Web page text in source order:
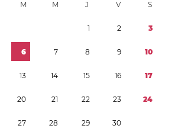
M M J V S
1 2 3
6 7 8 9 10
13 14 15 16 17
20 21 22 23 24
27 28 29 30